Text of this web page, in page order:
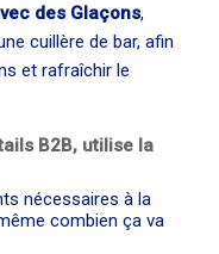
des Glaçons,
cuillère de bar, afin
et rafraîchir le
B2B, utilise la
nécessaires à la
combien ça va